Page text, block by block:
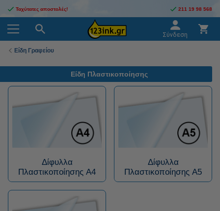
Ταχύτατες αποστολές! 211 19 98 568
Σύνδεση
Είδη Γραφείου
Είδη Πλαστικοποίησης
Δίφυλλα
Πλαστικοποίησης A4
Δίφυλλα
Πλαστικοποίησης A5